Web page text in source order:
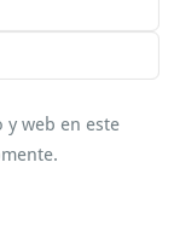
web en este